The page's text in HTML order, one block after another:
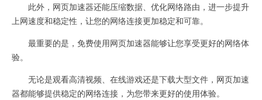
此外，网页加速器还能压缩数据、优化网络路由，进一步提升
上网速度和稳定性，让您的网络连接更加稳定和可靠。
最重要的是，免费使用网页加速器能够让您享受更好的网络体
验。
无论是观看高清视频、在线游戏还是下载大型文件，网页加速
器都能够提供稳定的网络连接，为您带来更好的使用体验。